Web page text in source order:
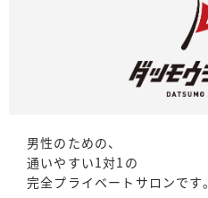
男性のための、
通いやすい1対1の
完全プライベートサロンです。